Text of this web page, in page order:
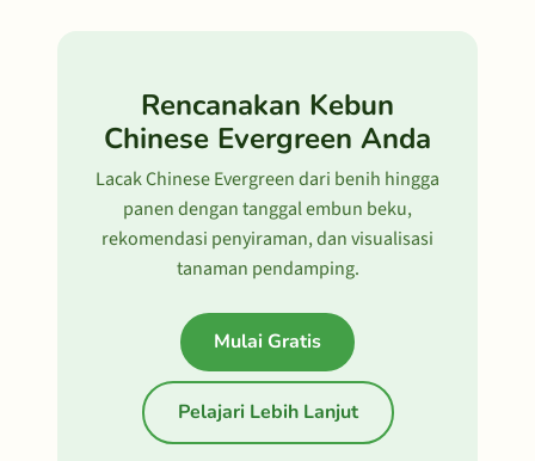
Rencanakan Kebun
Chinese Evergreen Anda
Lacak Chinese Evergreen dari benih hingga
panen dengan tanggal embun beku,
rekomendasi penyiraman, dan visualisasi
tanaman pendamping.
Mulai Gratis
Pelajari Lebih Lanjut